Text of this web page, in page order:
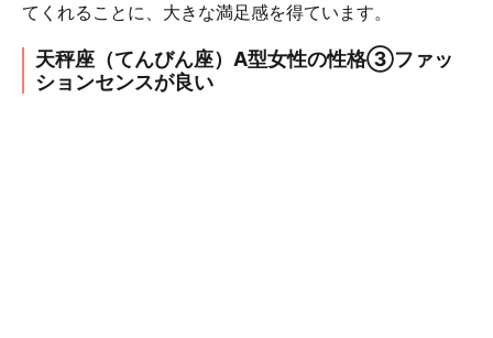
てくれることに、大きな満足感を得ています。
天秤座（てんびん座）A型女性の性格③ファッ
ションセンスが良い